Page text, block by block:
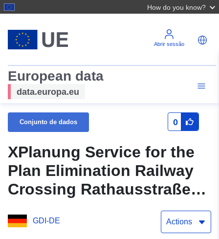
How do you know?
Abrir sessão
European data
data.europa.eu
Conjunto de dados 0
XPlanung Service for the
Plan Elimination Railway
Crossing Rathausstraße
(Serviço XPlanGML 5.0.1)
GDI-DE Actions